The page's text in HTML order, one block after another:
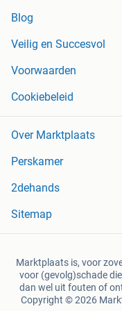
Blog
Veilig en Succesvol
Voorwaarden
Cookiebeleid
Over Marktplaats
Perskamer
2dehands
Sitemap
Marktplaats is, voor
voor (gevolg)schade
dan wel uit fouten of
Copyright © 2026